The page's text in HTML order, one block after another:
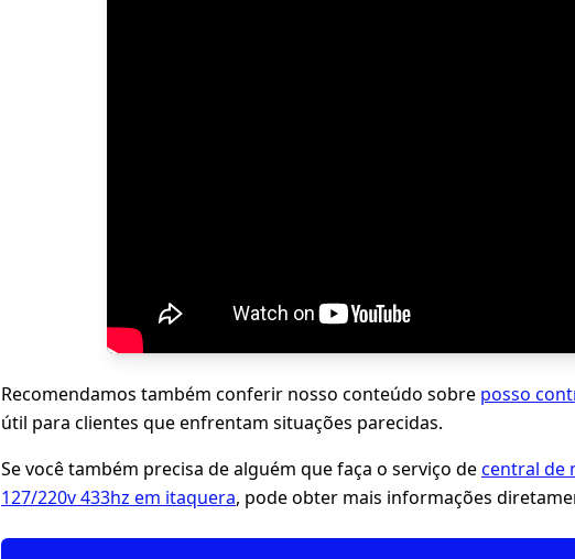
Recomendamos também conferir nosso conteúdo sobre posso
útil para clientes que enfrentam situações parecidas.
Se você também precisa de alguém que faça o serviço decentral de
127/220v 433hz em itaquera, pode obter mais informações